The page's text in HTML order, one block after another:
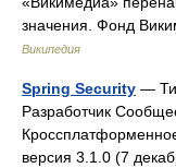
значения. Фонд
Википедия
Spring Security —
Разработчик
версия 3.1.0 (7